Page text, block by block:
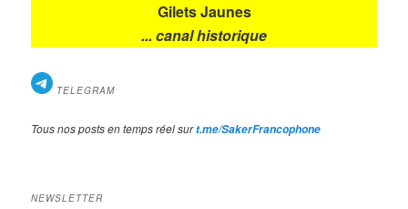
Gilets Jaunes
... canal historique
TELEGRAM
Tous nos posts en temps réel surt.me/SakerFrancophone
NEWSLETTER